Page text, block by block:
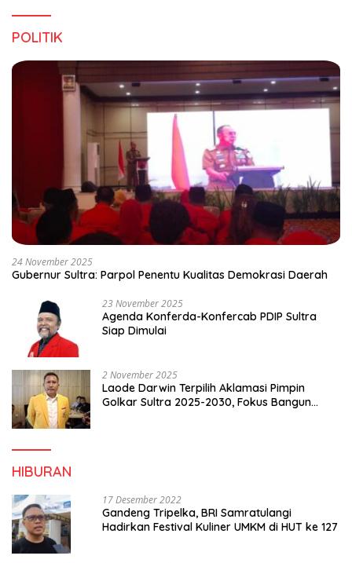
POLITIK
24 November 2025
Gubernur Sultra: Parpol Penentu Kualitas Demokrasi Daerah
23 November 2025
Agenda Konferda-Konfercab PDIP Sultra
Siap Dimulai
2 November 2025
Laode Darwin Terpilih Aklamasi Pimpin
Golkar Sultra 2025-2030, Fokus Bangun
HIBURAN
17 Desember 2022
Gandeng Tripelka, BRI Samratulangi
Hadirkan Festival Kuliner UMKM di HUT ke 127